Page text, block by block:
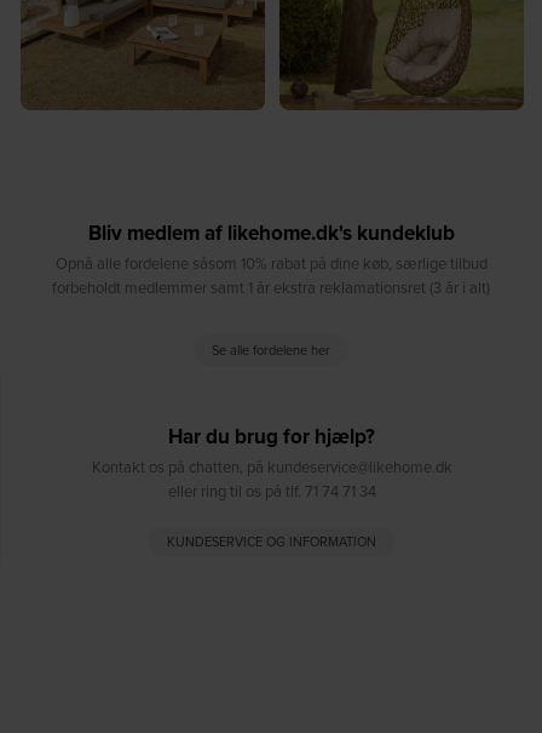
Bliv medlem af likehome.dk's kundeklub
Opnå alle fordelene såsom 10% rabat på dine køb, særlige tilbud
forbeholdt medlemmer samt 1 år ekstra reklamationsret (3 år i alt)
Se alle fordelene her
Har du brug for hjælp?
Kontakt os på chatten, på kundeservice@likehome.dk
eller ring til os på tlf. 71 74 71 34
KUNDESERVICE OG INFORMATION